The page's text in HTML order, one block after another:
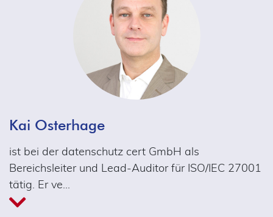
Kai Osterhage
ist bei der datenschutz cert GmbH als
Bereichsleiter und Lead-Auditor für ISO/IEC 27001
tätig. Er ve…